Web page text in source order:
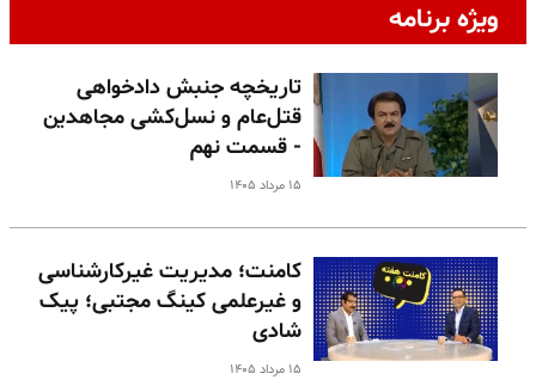
ویژه برنامه
تاریخچه جنبش دادخواهی
قتل‌عام و نسل‌کشی مجاهدین
- قسمت نهم
۱۵ مرداد ۱۴۰۵
کامنت؛ مدیریت غیرکارشناسی
و غیرعلمی کینگ مجتبی؛ پیک
شادی
۱۵ مرداد ۱۴۰۵